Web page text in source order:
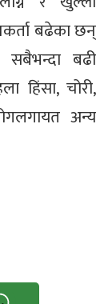
बढेका छन्
सबैभन्दा बढी
हिंसा, चोरी,
अन्य